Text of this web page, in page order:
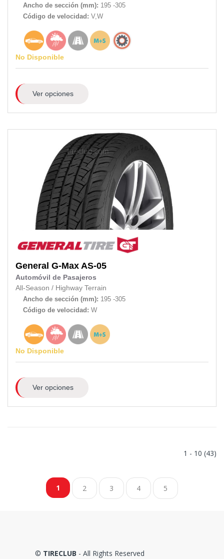
Ancho de sección (mm): 195 -305
Código de velocidad: V,W
No Disponible
Ver opciones
General G-Max AS-05
Automóvil de Pasajeros
All-Season / Highway Terrain
Ancho de sección (mm): 195 -305
Código de velocidad: W
No Disponible
Ver opciones
1 - 10 (43)
1 2 3 4 5
© TIRECLUB - All Rights Reserved